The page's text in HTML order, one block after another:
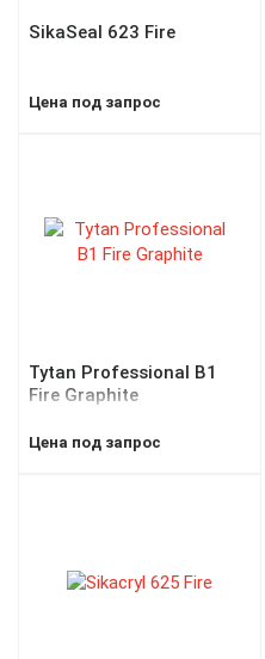
SikaSeal 623 Fire
Цена под запрос
Tytan Professional B1
Fire Graphite
Цена под запрос